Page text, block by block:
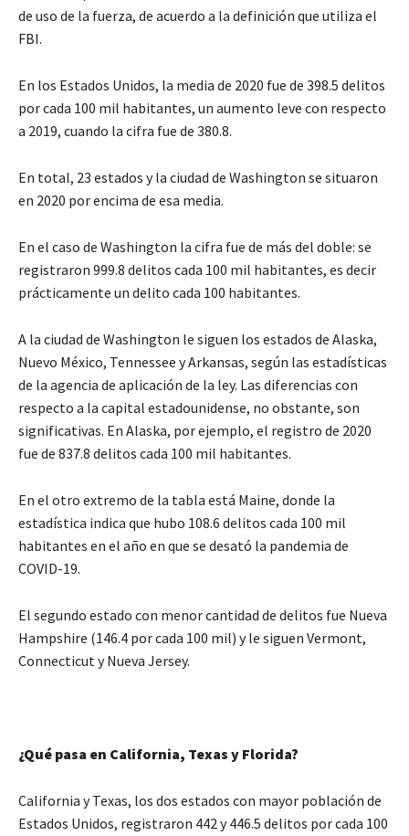
de uso de la fuerza, de acuerdo a la definición que utiliza el
FBI.
En los Estados Unidos, la media de 2020 fue de 398.5 delitos
por cada 100 mil habitantes, un aumento leve con respecto
a 2019, cuando la cifra fue de 380.8.
En total, 23 estados y la ciudad de Washington se situaron
en 2020 por encima de esa media.
En el caso de Washington la cifra fue de más del doble: se
registraron 999.8 delitos cada 100 mil habitantes, es decir
prácticamente un delito cada 100 habitantes.
A la ciudad de Washington le siguen los estados de Alaska,
Nuevo México, Tennessee y Arkansas, según las estadísticas
de la agencia de aplicación de la ley. Las diferencias con
respecto a la capital estadounidense, no obstante, son
significativas. En Alaska, por ejemplo, el registro de 2020
fue de 837.8 delitos cada 100 mil habitantes.
En el otro extremo de la tabla está Maine, donde la
estadística indica que hubo 108.6 delitos cada 100 mil
habitantes en el año en que se desató la pandemia de
COVID-19.
El segundo estado con menor cantidad de delitos fue Nueva
Hampshire (146.4 por cada 100 mil) y le siguen Vermont,
Connecticut y Nueva Jersey.
¿Qué pasa en California, Texas y Florida?
California y Texas, los dos estados con mayor población de
Estados Unidos, registraron 442 y 446.5 delitos por cada 100